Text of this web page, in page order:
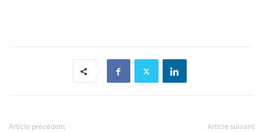
Article précédent Article suivant